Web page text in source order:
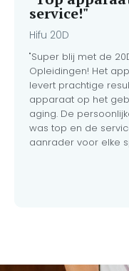
service!"
Hifu 20D
"Super blij met de
Opleidingen! Het
levert prachtige
apparaat op het
aging. De
was top en de
aanrader voor elke